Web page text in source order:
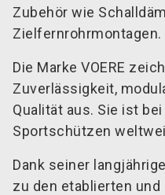
Zubehör wie
Zielfernrohrmontagen.
Die Marke VOERE
Zuverlässigkeit,
Qualität aus. Sie ist
Sportschützen
Dank seiner
zu den etablierten und